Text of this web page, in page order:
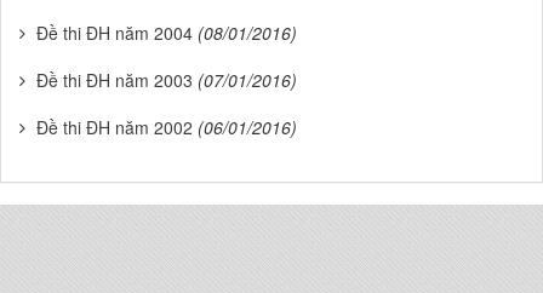
Đề thi ĐH năm 2004 (08/01/2016)
Đề thi ĐH năm 2003 (07/01/2016)
Đề thi ĐH năm 2002 (06/01/2016)